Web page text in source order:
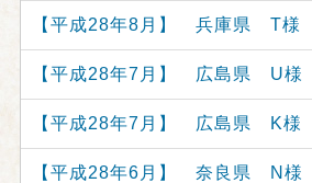
【平成28年8月】 兵庫県 T様
【平成28年7月】 広島県 U様
【平成28年7月】 広島県 K様
【平成28年6月】 奈良県 N様